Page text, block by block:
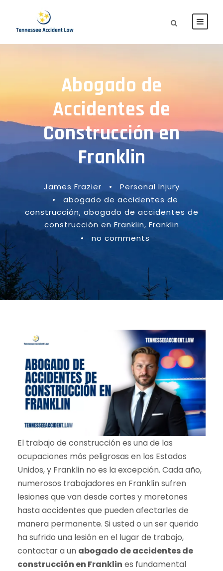
Abogado de
Accidentes de
Construcción en
Franklin
James Frazier •
Personal Injury
•
abogado de accidentes de
construcción, abogado de accidentes de
construcción en Franklin, Franklin
•
no comments
El trabajo de construcción es una de las
ocupaciones más peligrosas en los Estados
Unidos, y Franklin no es la excepción. Cada año,
numerosos trabajadores en Franklin sufren
lesiones que van desde cortes y moretones
hasta accidentes que pueden afectarles de
manera permanente. Si usted o un ser querido
ha sufrido una lesión en el lugar de trabajo,
contactar a un abogado de accidentes de
construcción en Franklin es fundamental